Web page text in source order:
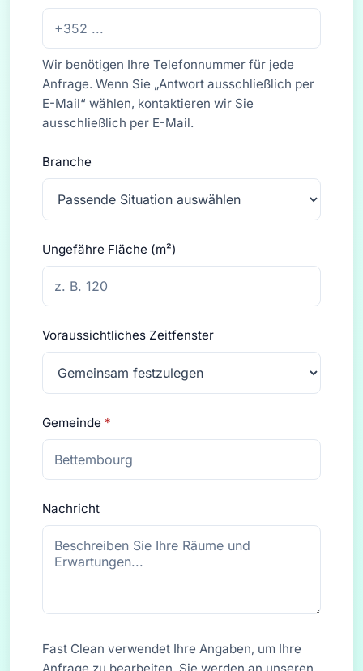
Wir benötigen Ihre Telefonnummer für jede
Anfrage. Wenn Sie „Antwort ausschließlich per
E-Mail“ wählen, kontaktieren wir Sie
ausschließlich per E-Mail.
Branche
Ungefähre Fläche (m²)
Voraussichtliches Zeitfenster
Gemeinde *
Nachricht
Fast Clean verwendet Ihre Angaben, um Ihre
Anfrage zu bearbeiten. Sie werden an unseren